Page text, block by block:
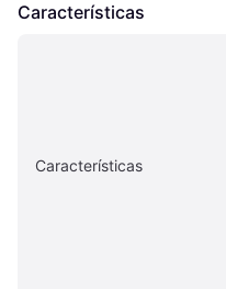
Características
Características